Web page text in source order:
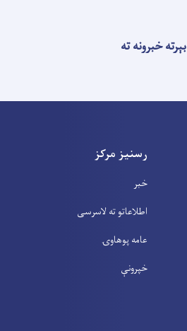
بېرته خبرونه ته
رسنیز مرکز
خبر
اطلاعاتو ته لاسرسی
عامه پوهاوۍ
خپرونې